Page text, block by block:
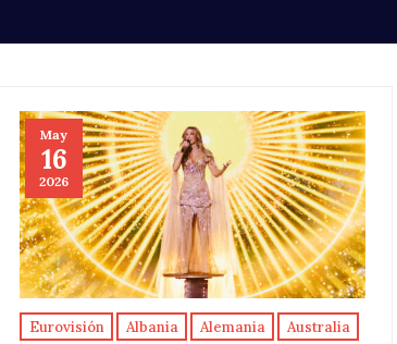
May
16
2026
Eurovisión Albania Alemania Australia